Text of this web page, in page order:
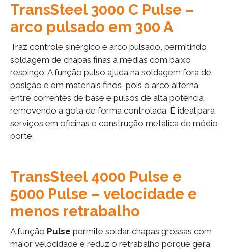
TransSteel 3000 C Pulse –
arco pulsado em 300 A
Traz controle sinérgico e arco pulsado, permitindo
soldagem de chapas finas a médias com baixo
respingo. A função pulso ajuda na soldagem fora de
posição e em materiais finos, pois o arco alterna
entre correntes de base e pulsos de alta potência,
removendo a gota de forma controlada. É ideal para
serviços em oficinas e construção metálica de médio
porte.
TransSteel 4000 Pulse e
5000 Pulse – velocidade e
menos retrabalho
A função Pulse permite soldar chapas grossas com
maior velocidade e reduz o retrabalho porque gera